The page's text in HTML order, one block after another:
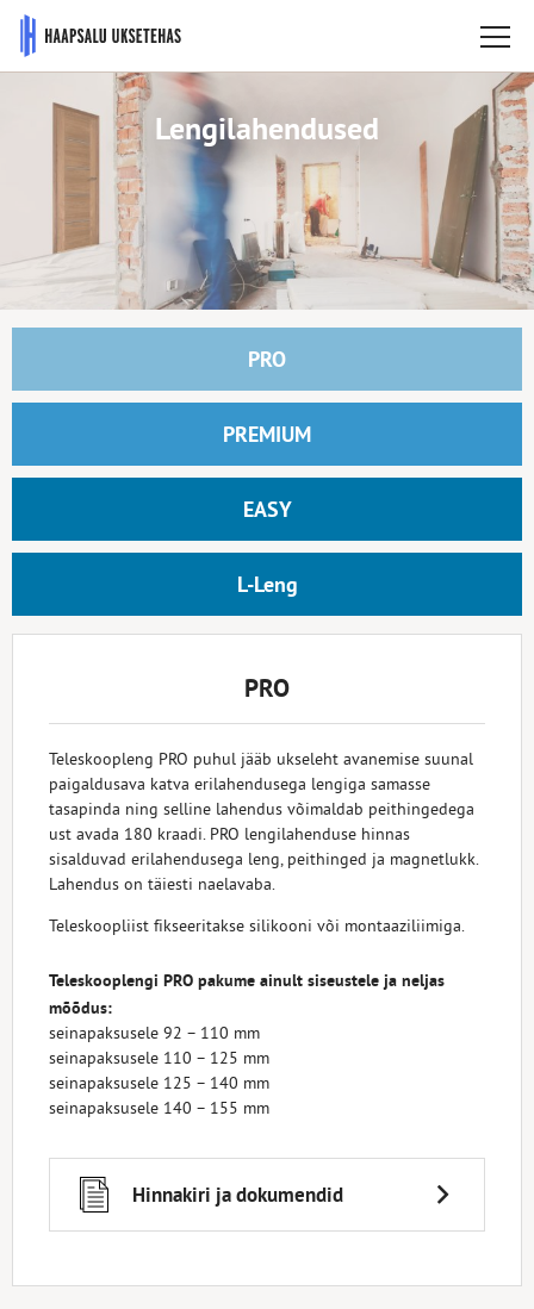
Lengilahendused
PRO
PREMIUM
EASY
L-Leng
PRO
Teleskoopleng PRO puhul jääb ukseleht avanemise suunal
paigaldusava katva erilahendusega lengiga samasse
tasapinda ning selline lahendus võimaldab peithingedega
ust avada 180 kraadi. PRO lengilahenduse hinnas
sisalduvad erilahendusega leng, peithinged ja magnetlukk.
Lahendus on täiesti naelavaba.
Teleskoopliist fikseeritakse silikooni või montaaziliimiga.
Teleskooplengi PRO pakume ainult siseustele ja neljas
mõõdus:
seinapaksusele 92 – 110 mm
seinapaksusele 110 – 125 mm
seinapaksusele 125 – 140 mm
seinapaksusele 140 – 155 mm
Hinnakiri ja dokumendid